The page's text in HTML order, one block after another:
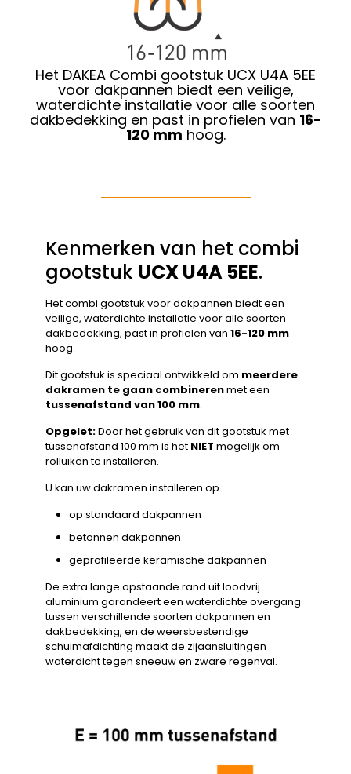
Het DAKEA Combi gootstuk UCX U4A 5EE
voor dakpannen biedt een veilige,
waterdichte installatie voor alle soorten
dakbedekking en past in profielen van 16-
120 mm hoog.
Kenmerken van het combi
gootstuk UCX U4A 5EE.
Het combi gootstuk voor dakpannen biedt een
veilige, waterdichte installatie voor alle soorten
dakbedekking, past in profielen van 16-120 mm
hoog.
Dit gootstuk is speciaal ontwikkeld om meerdere
dakramen te gaan combinerenmet een
tussenafstand van 100 mm.
Opgelet:Door het gebruik van dit gootstuk met
tussenafstand 100 mm is het NIET mogelijk om
rolluiken te installeren.
U kan uw dakramen installeren op :
op standaard dakpannen
betonnen dakpannen
geprofileerde keramische dakpannen
De extra lange opstaande rand uit loodvrij
aluminium garandeert een waterdichte overgang
tussen verschillende soorten dakpannen en
dakbedekking, en de weersbestendige
schuimafdichting maakt de zijaansluitingen
waterdicht tegen sneeuw en zware regenval.